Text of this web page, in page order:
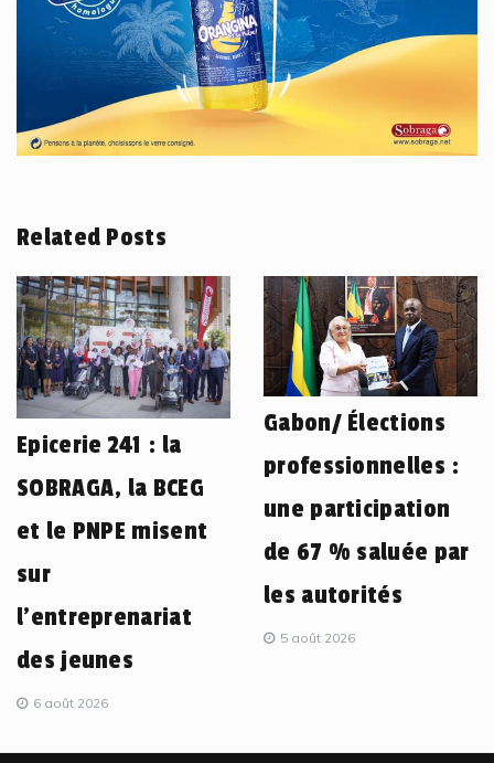
Related Posts
Epicerie 241 : la
SOBRAGA, la BCEG
et le PNPE misent
sur
l’entreprenariat
des jeunes
6 août 2026
Gabon/ Élections
professionnelles :
une participation
de 67 % saluée par
les autorités
5 août 2026